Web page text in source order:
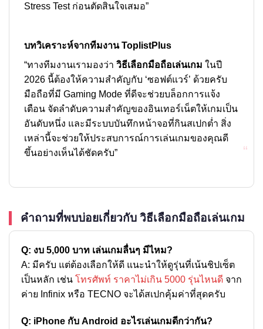
Stress Test ก่อนตัดสินใจเสมอ”
บทวิเคราะห์จากทีมงาน ToplistPlus
“ทางทีมงานเรามองว่า วิธีเลือกมือถือเล่นเกม ในปี
2026 นี้ต้องให้ความสำคัญกับ ‘ซอฟต์แวร์’ ด้วยครับ
มือถือที่มี Gaming Mode ที่ดีจะช่วยบล็อกการแจ้ง
เตือน จัดลำดับความสำคัญของอินเทอร์เน็ตให้เกมเป็น
อันดับหนึ่ง และมีระบบบันทึกหน้าจอที่กินสเปกต่ำ สิ่ง
เหล่านี้จะช่วยให้ประสบการณ์การเล่นเกมของคุณดี
ขึ้นอย่างเห็นได้ชัดครับ”
“
คำถามที่พบบ่อยเกี่ยวกับ วิธีเลือกมือถือเล่นเกม
Q: งบ 5,000 บาท เล่นเกมลื่นๆ มีไหม?
A: มีครับ แต่ต้องเลือกให้ดี แนะนำให้ดูรุ่นที่เน้นชิปเซ็ต
เป็นหลัก เช่น โทรศัพท์ ราคาไม่เกิน 5000 รุ่นไหนดี จาก
ค่าย Infinix หรือ TECNO จะได้สเปกคุ้มค่าที่สุดครับ
Q: iPhone กับ Android อะไรเล่นเกมดีกว่ากัน?